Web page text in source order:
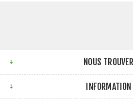
NOUS TROUVER
INFORMATION